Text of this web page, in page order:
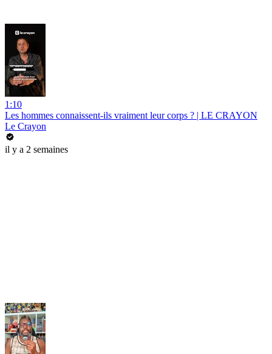
1:10
Les hommes connaissent-ils vraiment leur corps ? | LE CRAYON
Le Crayon
il y a 2 semaines